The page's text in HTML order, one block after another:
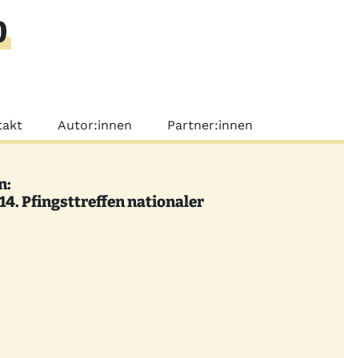
Autor:innen Partner:innen
Pfingsttreffen nationaler